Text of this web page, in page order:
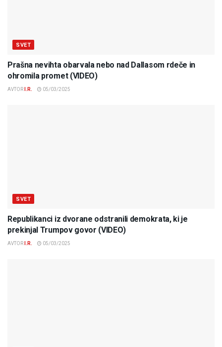
SVET
Prašna nevihta obarvala nebo nad Dallasom rdeče in
ohromila promet (VIDEO)
AVTOR I.R. 05/03/2025
SVET
Republikanci iz dvorane odstranili demokrata, ki je
prekinjal Trumpov govor (VIDEO)
AVTOR I.R. 05/03/2025